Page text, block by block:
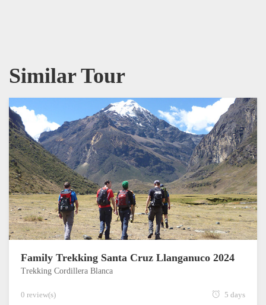
Similar Tour
Family Trekking Santa Cruz Llanganuco 2024
Trekking Cordillera Blanca
0 review(s) 5 days